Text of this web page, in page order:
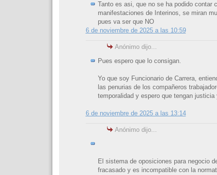
Tanto es asi, que no se ha podido contar
manifestaciones de Interinos, se miran
pues va ser que NO
6 de noviembre de 2025 a las 10:59
Anónimo dijo...
Pues espero que lo consigan.
Yo que soy Funcionario de Carrera,
las penurias de los compañeros
temporalidad y espero que tengan
6 de noviembre de 2025 a las 13:14
Anónimo dijo...
El sistema de oposiciones para negocio
fracasado y es incompatible con la